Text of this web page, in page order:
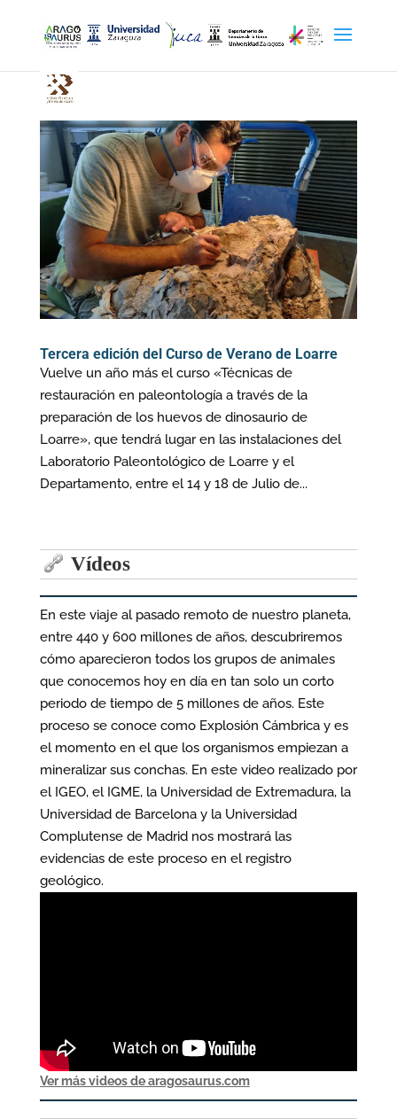
Tercera edición del Curso de Verano de Loarre
Vuelve un año más el curso «Técnicas de
restauración en paleontología a través de la
preparación de los huevos de dinosaurio de
Loarre», que tendrá lugar en las instalaciones del
Laboratorio Paleontológico de Loarre y el
Departamento, entre el 14 y 18 de Julio de...
Vídeos
En este viaje al pasado remoto de nuestro planeta,
entre 440 y 600 millones de años, descubriremos
cómo aparecieron todos los grupos de animales
que conocemos hoy en día en tan solo un corto
periodo de tiempo de 5 millones de años. Este
proceso se conoce como Explosión Cámbrica y es
el momento en el que los organismos empiezan a
mineralizar sus conchas. En este video realizado por
el IGEO, el IGME, la Universidad de Extremadura, la
Universidad de Barcelona y la Universidad
Complutense de Madrid nos mostrará las
evidencias de este proceso en el registro
geológico.
Ver más videos de aragosaurus.com